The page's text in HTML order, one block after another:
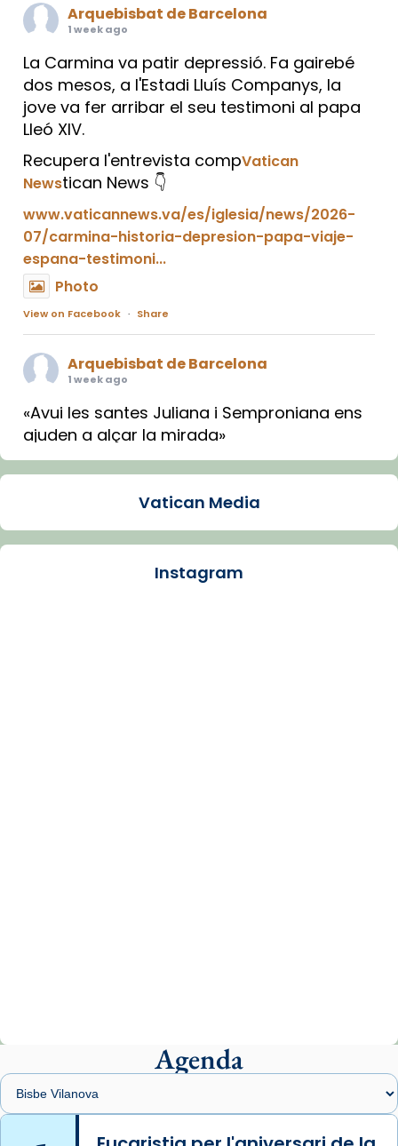
Arquebisbat de Barcelona
1 week ago
La Carmina va patir depressió. Fa gairebé
dos mesos, a l'Estadi Lluís Companys, la
jove va fer arribar el seu testimoni al papa
Lleó XIV.
Recupera l'entrevista compVatican
Newstican News 👇
www.vaticannews.va/es/iglesia/news/2026-
07/carmina-historia-depresion-papa-viaje-
espana-testimoni...
Photo
View on Facebook · Share
Arquebisbat de Barcelona
1 week ago
«Avui les santes Juliana i Semproniana ens
ajuden a alçar la mirada»
Mons. Sergi Gordo, bisbe de Tortosa, ha
Santes de Mataró.
🔗tinyurl.com/cvu5jmbk
Arquebisbat de Barcelona
1 week ago
Memòria de les santes Juliana i
Semproniana, verges i màrtirs.
Vatican Media
Instagram
Agenda